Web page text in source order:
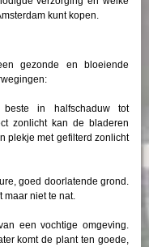
kunt kopen.
gezonde en bloeiende
in halfschaduw tot
zonlicht kan de bladeren
plekje met gefilterd zonlicht
goed doorlatende grond.
niet te nat.
een vochtige omgeving.
komt de plant ten goede,